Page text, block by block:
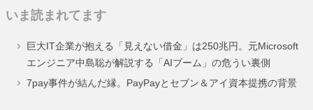
ー
ジ
ー
ジ
ー
ジ
いま読まれてます
巨大IT企業が抱える「見えない借金」は250兆円。元Microsoft
エンジニア中島聡が解説する「AIブーム」の危うい裏側
7pay事件が結んだ縁。PayPayとセブン＆アイ資本提携の背景